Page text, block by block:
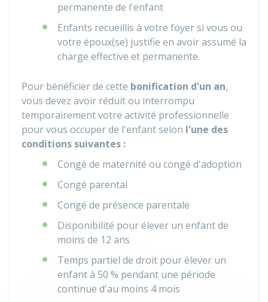
permanente de l'enfant
Enfants recueillis à votre foyer si vous ou
votre époux(se) justifie en avoir assumé la
charge effective et permanente.
Pour bénéficier de cette bonification d'un an,
vous devez avoir réduit ou interrompu
temporairement votre activité professionnelle
pour vous occuper de l'enfant selon l'une des
conditions suivantes :
Congé de maternité ou congé d'adoption
Congé parental
Congé de présence parentale
Disponibilité pour élever un enfant de
moins de 12 ans
Temps partiel de droit pour élever un
enfant à 50 % pendant une période
continue d'au moins 4 mois